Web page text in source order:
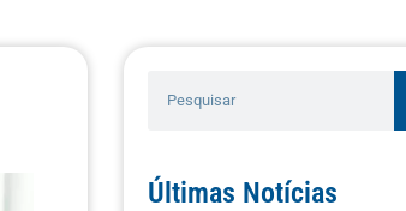
Últimas Notícias